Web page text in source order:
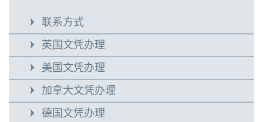
联系方式
英国文凭办理
美国文凭办理
加拿大文凭办理
德国文凭办理